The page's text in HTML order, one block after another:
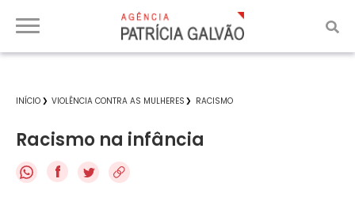
INÍCIO VIOLÊNCIA CONTRA AS MULHERES RACISMO
Racismo na infância
f